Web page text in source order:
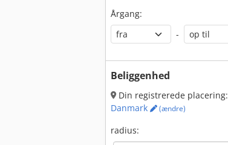
Årgang:
-
Beliggenhed
Din registrerede placering:
Danmark
(ændre)
radius: